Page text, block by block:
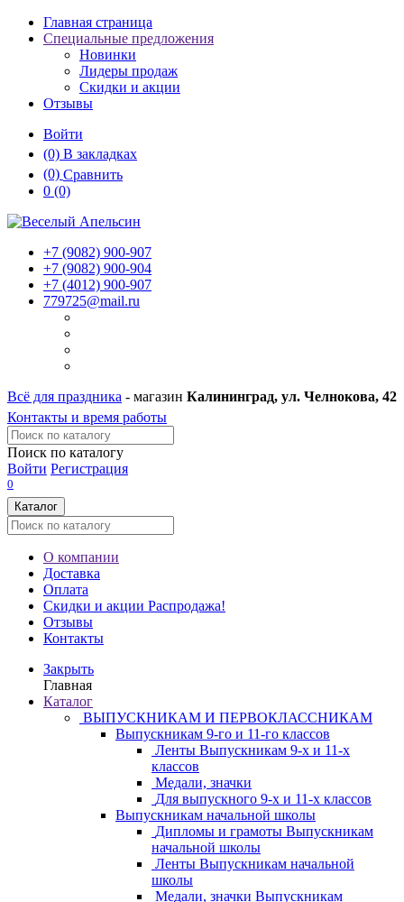
Главная страница
Специальные предложения
Новинки
Лидеры продаж
Скидки и акции
Отзывы
Войти
(0) В закладках
(0) Сравнить
0 (0)
+7 (9082) 900-907
+7 (9082) 900-904
+7 (4012) 900-907
779725@mail.ru
Всё для праздника - магазин Калининград, ул. Челнокова, 42
Контакты и время работы
Поиск по каталогу
Войти Регистрация
0
Каталог
О компании
Доставка
Оплата
Скидки и акции Распродажа!
Отзывы
Контакты
Закрыть
Главная
Каталог
ВЫПУСКНИКАМ И ПЕРВОКЛАССНИКАМ
Выпускникам 9-го и 11-го классов
Ленты Выпускникам 9-х и 11-х
классов
Медали, значки
Для выпускного 9-х и 11-х классов
Выпускникам начальной школы
Дипломы и грамоты Выпускникам
начальной школы
Ленты Выпускникам начальной
школы
Медали, значки Выпускникам